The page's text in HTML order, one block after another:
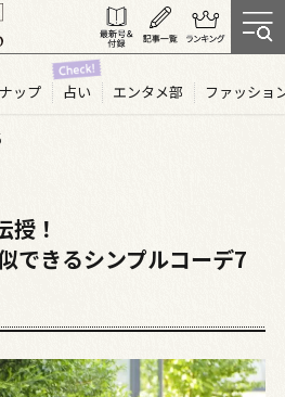
ップ 占い エンタメ部 ファッショ
授！
できるシンプルコーデ7